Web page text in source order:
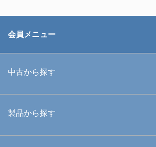
会員メニュー
中古から探す
中古ハウジング
製品から探す